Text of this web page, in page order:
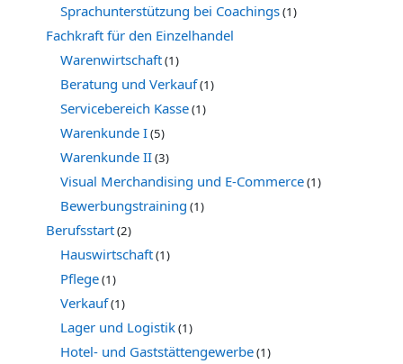
Sprachunterstützung bei Coachings(1)
Fachkraft für den Einzelhandel
Warenwirtschaft(1)
Beratung und Verkauf(1)
Servicebereich Kasse(1)
Warenkunde I(5)
Warenkunde II(3)
Visual Merchandising und E-Commerce(1)
Bewerbungstraining (1)
Berufsstart(2)
Hauswirtschaft(1)
Pflege(1)
Verkauf(1)
Lager und Logistik(1)
Hotel- und Gaststättengewerbe(1)